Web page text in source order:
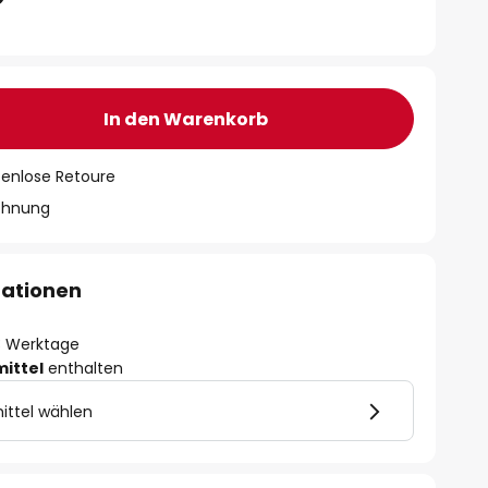
In den Warenkorb
Retoure
Werktage
enthalten
wählen